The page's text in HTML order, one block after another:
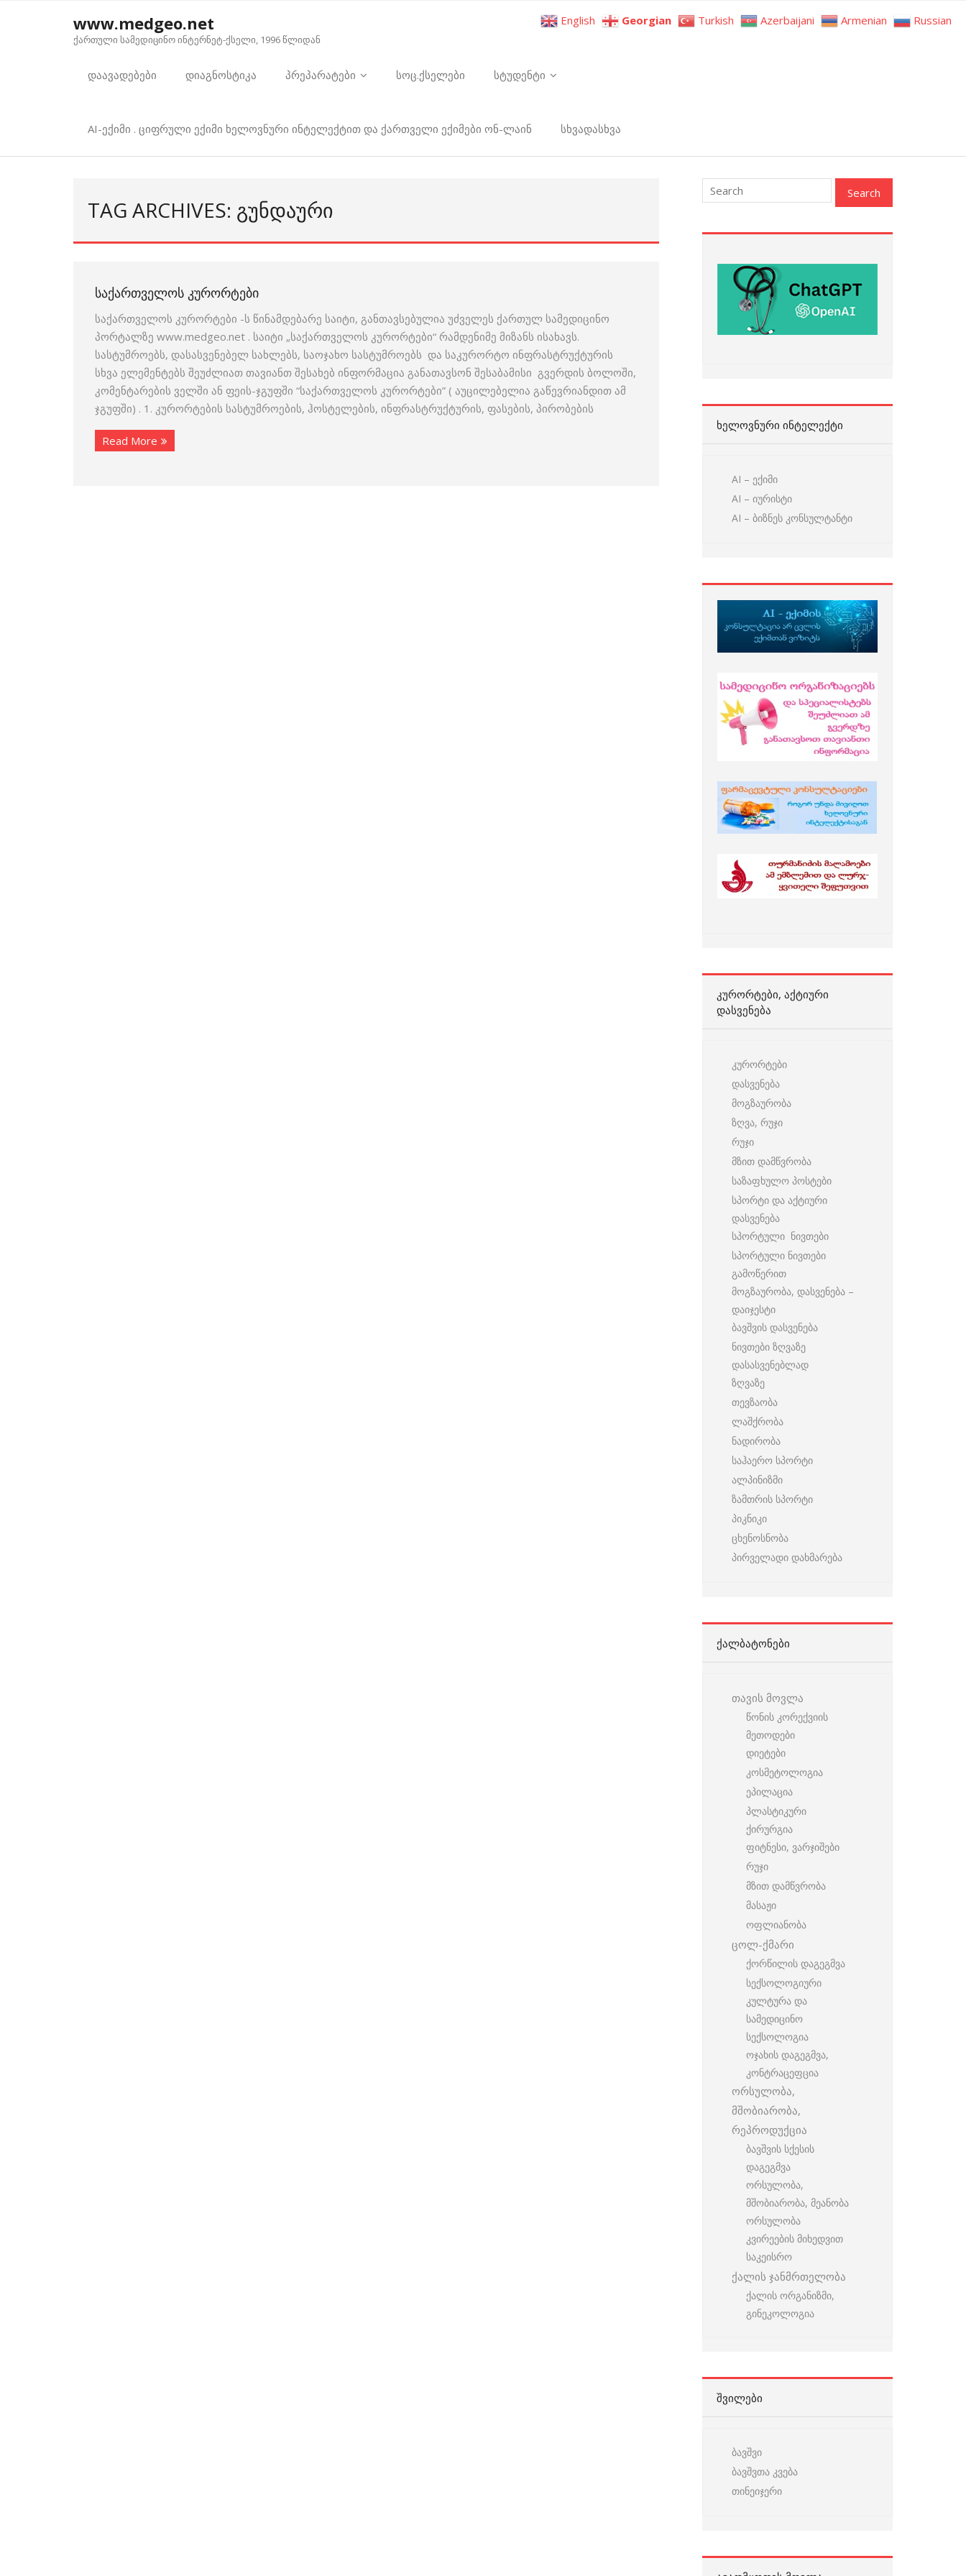
www.medgeo.net
ქართული სამედიცინო ინტერნეტ-ქსელი, 1996 წლიდან
დაავადებები დიაგნოსტიკა პრეპარატები სოც.ქსელები სტუდენტი
AI-ექიმი . ციფრული ექიმი ხელოვნური ინტელექტით და ქართველი ექიმები ონ-ლაინ სხვადასხვა
TAG ARCHIVES: ᲒᲣᲜᲓᲐᲣᲠᲘ
ᲡᲐᲥᲐᲠᲗᲕᲔᲚᲝᲡ ᲙᲣᲠᲝᲠᲢᲔᲑᲘ
საქართველოს კურორტები -ს წინამდებარე საიტი, განთავსებულია უძველეს ქართულ სამედიცინო
პორტალზე www.medgeo.net . საიტი „საქართველოს კურორტები“ რამდენიმე მიზანს ისახავს.
სასტუმროებს, დასასვენებელ სახლებს, საოჯახო სასტუმროებს და საკურორტო ინფრასტრუქტურის
სხვა ელემენტებს შეუძლიათ თავიანთ შესახებ ინფორმაცია განათავსონ შესაბამისი გვერდის ბოლოში,
კომენტარების ველში ან ფეის-ჯგუფში “საქართველოს კურორტები” ( აუცილებელია გაწევრიანდით ამ
ჯგუფში) . 1. კურორტების სასტუმროების, ჰოსტელების, ინფრასტრუქტურის, ფასების, პირობების
Read More
ᲮᲔᲚᲝᲕᲜᲣᲠᲘ ᲘᲜᲢᲔᲚᲔᲥᲢᲘ
AI – ექიმი
AI – იურისტი
AI – ბიზნეს კონსულტანტი
ᲙᲣᲠᲝᲠᲢᲔᲑᲘ, ᲐᲥᲢᲘᲣᲠᲘ
ᲓᲐᲡᲕᲔᲜᲔᲑᲐ
კურორტები
დასვენება
მოგზაურობა
ზღვა, რუჯი
რუჯი
მზით დამწვრობა
საზაფხულო პოსტები
სპორტი და აქტიური
დასვენება
სპორტული ნივთები
სპორტული ნივთები
გამოწერით
მოგზაურობა, დასვენება –
დაიჯესტი
ბავშვის დასვენება
ნივთები ზღვაზე
დასასვენებლად
ზღვაზე
თევზაობა
ლაშქრობა
ნადირობა
საჰაერო სპორტი
ალპინიზმი
ზამთრის სპორტი
პიკნიკი
ცხენოსნობა
პირველადი დახმარება
ᲥᲐᲚᲑᲐᲢᲝᲜᲔᲑᲘ
თავის მოვლა
წონის კორექვიის
მეთოდები
დიეტები
კოსმეტოლოგია
ეპილაცია
პლასტიკური
ქირურგია
ფიტნესი, ვარჯიშები
რუჯი
მზით დამწვრობა
მასაჟი
ოფლიანობა
ცოლ-ქმარი
ქორწილის დაგეგმვა
სექსოლოგიური
კულტურა და
სამედიცინო
სექსოლოგია
ოჯახის დაგეგმვა,
კონტრაცეფცია
ორსულობა,
მშობიარობა,
რეპროდუქცია
ბავშვის სქესის
დაგეგმვა
ორსულობა,
მშობიარობა, მეანობა
ორსულობა
კვირეების მიხედვით
საკეისრო
ქალის ჯანმრთელობა
ქალის ორგანიზმი,
გინეკოლოგია
ᲨᲕᲘᲚᲔᲑᲘ
ბავშვი
ბავშვთა კვება
თინეიჯერი
English Georgian Turkish Azerbaijani Armenian Russian